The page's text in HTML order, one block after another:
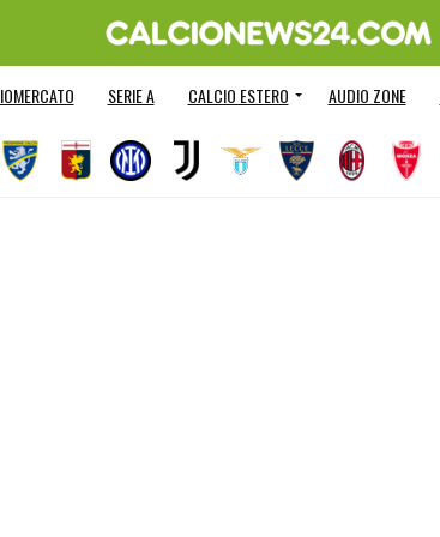
SERIE A CALCIO ESTERO AUDIO ZONE